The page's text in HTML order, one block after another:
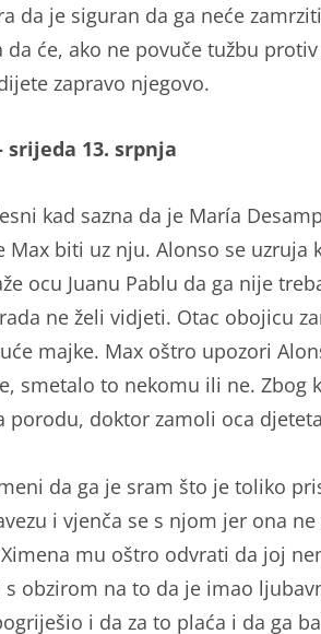
da je siguran da ga neće
da će, ako ne povuče tužbu
zapravo njegovo.
srijeda 13. srpnja
kad sazna da je María
Max biti uz nju. Alonso se uzruja
ocu Juanu Pablu da ga nije
ne želi vidjeti. Otac obojicu
majke. Max oštro upozori
smetalo to nekomu ili ne. Zbog
porodu, doktor zamoli oca
da ga je sram što je toliko
i vjenča se s njom jer ona
mu oštro odvrati da joj
obzirom na to da je imao
i da za to plaća i da ga